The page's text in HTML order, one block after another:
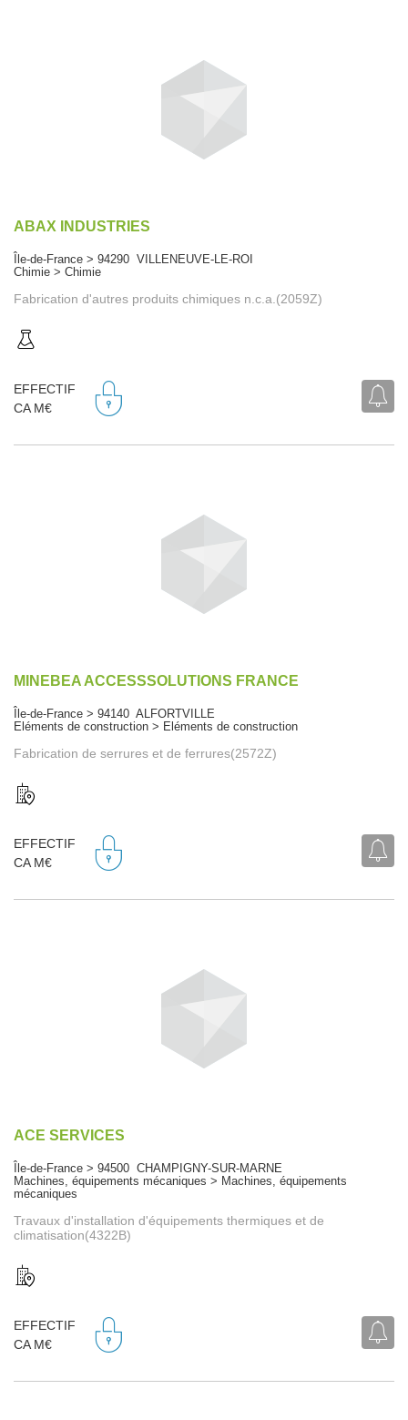
ABAX INDUSTRIES
Île-de-France > 94290 VILLENEUVE-LE-ROI
Chimie > Chimie
Fabrication d'autres produits chimiques n.c.a.(2059Z)
EFFECTIF
CA M€
MINEBEA ACCESSSOLUTIONS FRANCE
Île-de-France > 94140 ALFORTVILLE
Eléments de construction > Eléments de construction
Fabrication de serrures et de ferrures(2572Z)
EFFECTIF
CA M€
ACE SERVICES
Île-de-France > 94500 CHAMPIGNY-SUR-MARNE
Machines, équipements mécaniques > Machines, équipements
mécaniques
Travaux d'installation d'équipements thermiques et de
climatisation(4322B)
EFFECTIF
CA M€